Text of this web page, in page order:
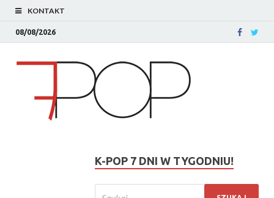
KONTAKT
08/08/2026
K-POP 7 DNI W TYGODNIU!